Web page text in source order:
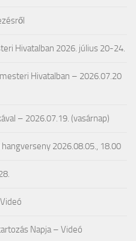
Hivatalban 2026. július 20-24.
Hivatalban – 2026.07.20
– 2026.07.19. (vasárnap)
2026.08.05., 18.00
Napja – Videó